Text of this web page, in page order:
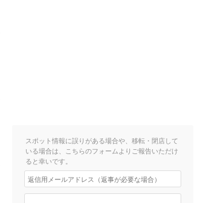
スポット情報に誤りがある場合や、移転・閉店して
いる場合は、こちらのフォームよりご報告いただけ
ると幸いです。